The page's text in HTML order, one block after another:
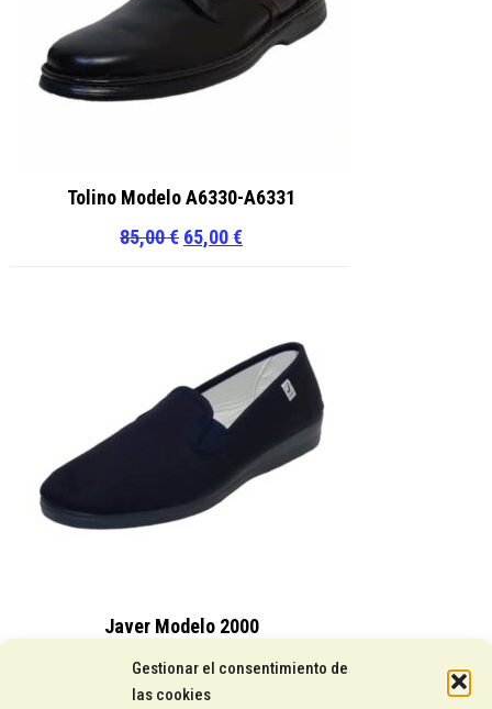
Gestionar el consentimiento de
las cookies
Tolino Modelo A6330-A6331
85,00€ El
85,00 €.
65,00€
65,00 €.
Javer Modelo 2000
15,25€